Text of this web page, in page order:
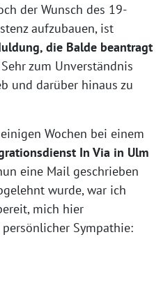
der Wunsch des 19-
aufzubauen, ist
die Balde beantragt
Sehr zum Unverständnis
und darüber hinaus zu
Wochen bei einem
In Via in Ulm
eine Mail geschrieben
wurde, war ich
mich hier
Sympathie: